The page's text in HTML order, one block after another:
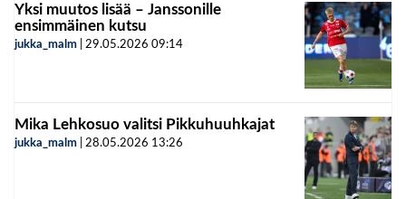
Yksi muutos lisää – Janssonille
ensimmäinen kutsu
jukka_malm 29.05.2026 09:14
Mika Lehkosuo valitsi Pikkuhuuhkajat
jukka_malm 28.05.2026 13:26